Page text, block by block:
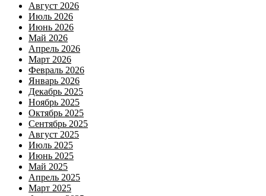
Август 2026
Июль 2026
Июнь 2026
Май 2026
Апрель 2026
Март 2026
Февраль 2026
Январь 2026
Декабрь 2025
Ноябрь 2025
Октябрь 2025
Сентябрь 2025
Август 2025
Июль 2025
Июнь 2025
Май 2025
Апрель 2025
Март 2025